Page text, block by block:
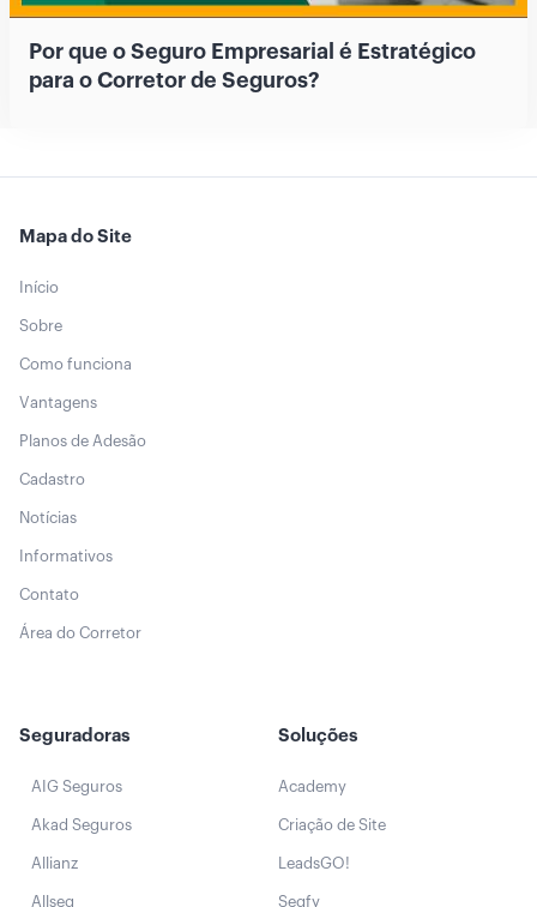
Por que o Seguro Empresarial é Estratégico
para o Corretor de Seguros?
Mapa do Site
Início
Sobre
Como funciona
Vantagens
Planos de Adesão
Cadastro
Notícias
Informativos
Contato
Área do Corretor
Seguradoras
AIG Seguros
Akad Seguros
Allianz
Allseg
Soluções
Academy
Criação de Site
LeadsGO!
Segfy